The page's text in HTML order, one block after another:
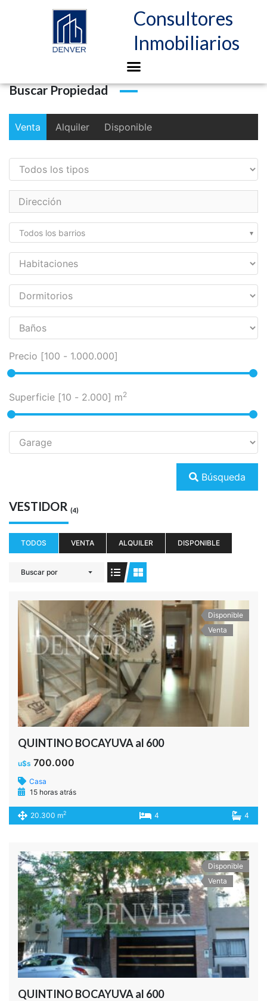
Consultores
Inmobiliarios
Buscar Propiedad
Venta Alquiler Disponible
Todos los barrios
Precio [100 - 1.000.000]
Superficie [10 - 2.000] m2
Búsqueda
VESTIDOR (4)
TODOS VENTA ALQUILER DISPONIBLE
Buscar por
Disponible
Venta
QUINTINO BOCAYUVA al 600
u$s 700.000
Casa
15 horas atrás
20.300 m2 4 4
Disponible
Venta
QUINTINO BOCAYUVA al 600